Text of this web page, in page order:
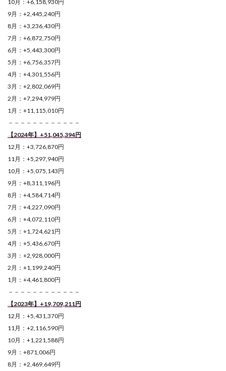
10月：+6,158,930円
9月：+2,445,240円
8月：+3,236,430円
7月：+6,872,750円
6月：+5,443,300円
5月：+6,756,357円
4月：+4,301,556円
3月：+2,802,069円
2月：+7,294,979円
1月：+11,115,010円
－－－－－－－－－－－－
【2024年】+51,045,394円
12月：+3,726,870円
11月：+5,297,940円
10月：+5,075,143円
9月：+8,311,196円
8月：+4,584,714円
7月：+4,227,090円
6月：+4,072,110円
5月：+1,724,621円
4月：+5,436,670円
3月：+2,928,000円
2月：+1,199,240円
1月：+4,461,800円
－－－－－－－－－－－－
【2023年】+19,709,211円
12月：+5,431,370円
11月：+2,116,590円
10月：+1,221,588円
9月：+871,006円
8月：+2,469,649円